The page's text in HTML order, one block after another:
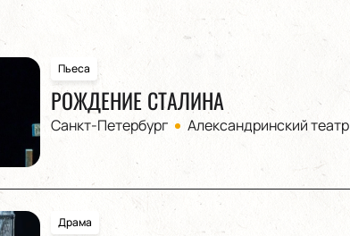
Пьеса
РОЖДЕНИЕ СТАЛИНА
Санкт-Петербург Александринский театр
Драма